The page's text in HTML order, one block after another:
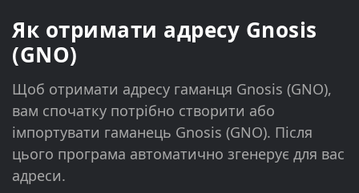
Як отримати адресу Gnosis
(GNO)
Щоб отримати адресу гаманця Gnosis (GNO),
вам спочатку потрібно створити або
імпортувати гаманець Gnosis (GNO). Після
цього програма автоматично згенерує для вас
адреси.